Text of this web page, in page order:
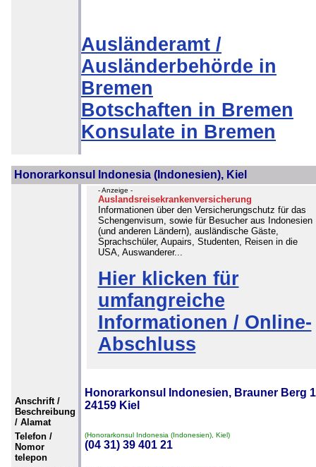
Ausländeramt /
Ausländerbehörde in
Bremen
Botschaften in Bremen
Konsulate in Bremen
Honorarkonsul Indonesia (Indonesien), Kiel
- Anzeige -
Auslandsreisekrankenversicherung
Informationen über den Versicherungschutz für das
Schengenvisum, sowie für Besucher aus Indonesien
(und anderen Ländern), ausländische Gäste,
Sprachschüler, Aupairs, Studenten, Reisen in die
USA, Auswanderer...
Hier klicken für
umfangreiche
Informationen / Online-
Abschluss
Anschrift /
Beschreibung
/ Alamat
Honorarkonsul Indonesien, Brauner Berg
24159 Kiel
Telefon /
Nomor
telepon
(Honorarkonsul Indonesia (Indonesien), Kiel)
(04 31) 39 401 21